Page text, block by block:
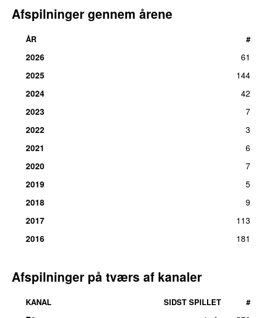
Afspilninger gennem årene
ÅR #
2026
61
2025
144
2024
42
2023
7
2022
3
2021
6
2020
7
2019
5
2018
9
2017
113
2016
181
Afspilninger på tværs af kanaler
KANAL SIDST SPILLET #